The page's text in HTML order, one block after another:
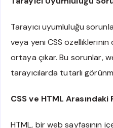
Tarayıcı uyumluluğu
veya yeni CSS
ortaya çıkar. Bu sorunlar,
tarayıcılarda tutarlı
CSS ve HTML Arasındaki
HTML, bir web sayfasının